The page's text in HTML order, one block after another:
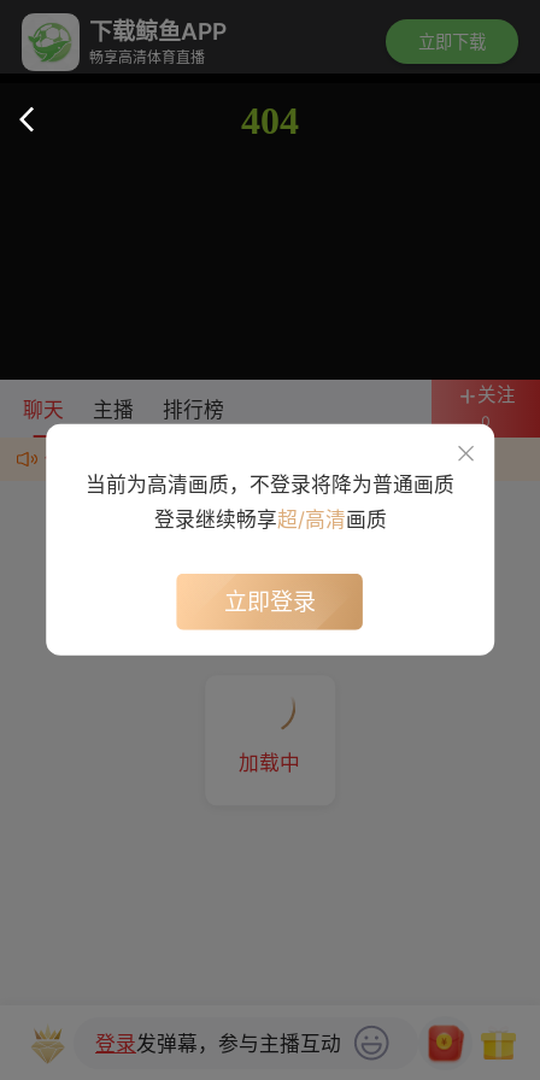
下载鲸鱼APP
畅享高清体育直播
立即下载
聊天 主播 排行榜
关注
0
任何群、广告均为诈骗，违规者封号处理
加载中
登录发弹幕，参与主播互动
当前为高清画质，不登录将降为普通画质
登录继续畅享超/高清画质
立即登录